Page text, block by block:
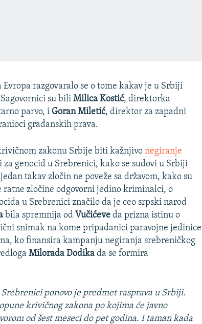
razgovaralo se o tome kakav je u Srbiji
su biliMilica Kostić, direktorka
parvo, i Goran Miletić, direktor za zapadni
građanskih prava.
zakonu Srbije biti kažnjivonegiranje
za genocid u Srebrenici, kako se sudovi u Srbiji
takav zločin ne poveže sa državom, kako su
ratne zločine odgovorni jedino kriminalci, o
u Srebrenici značilo da je ceo srpski narod
bila spremnija od Vučićeve da prizna istinu o
snimak na kome pripadanici paravojne jedinice
ko finansira kampanju negiranja srebreničkog
Milorada Dodika da se formira
ponovo je predmet rasprava u Srbiji.
krivičnog zakona po kojima će javno
od šest meseci do pet godina. I taman kada